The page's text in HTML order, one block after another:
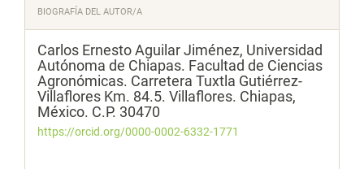
BIOGRAFÍA DEL AUTOR/A
Carlos Ernesto Aguilar Jiménez, Universidad
Autónoma de Chiapas. Facultad de Ciencias
Agronómicas. Carretera Tuxtla Gutiérrez-
Villaflores Km. 84.5. Villaflores. Chiapas,
México. C.P. 30470
https://orcid.org/0000-0002-6332-1771